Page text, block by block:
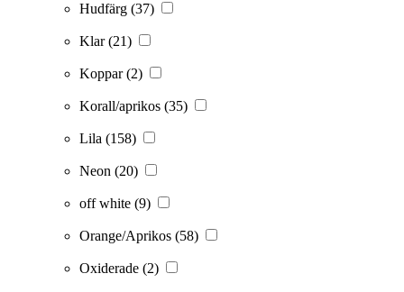
Hudfärg (37)
Klar(21)
Koppar(2)
Korall/aprikos (35)
Lila (158)
Neon (20)
off white (9)
Orange/Aprikos (58)
Oxiderade (2)